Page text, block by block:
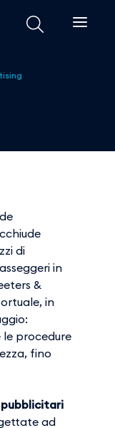
di
di
in
&
in
procedure
fino
ad